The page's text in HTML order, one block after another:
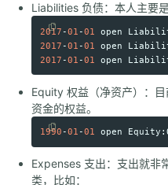
Liabilities 负债：本人主要
Copy code
2017 -01 -01 open
2017 -01 -01 open
2017 -01 -01 open
Equity 权益（净资产）：
资金的权益。
Copy code
1990 -01 -01 open Equity :
Expenses 支出：支出就非
类，比如：